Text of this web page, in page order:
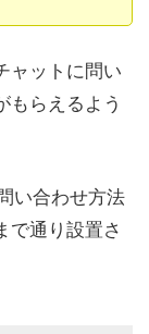
ャットに問い
もらえるよう
い合わせ方法
で通り設置さ